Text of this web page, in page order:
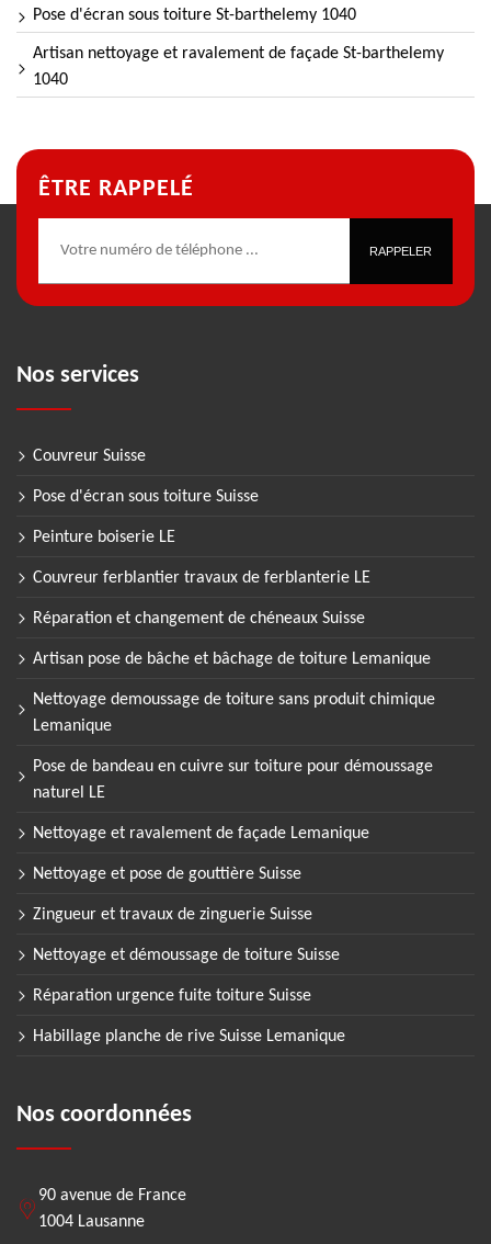
Pose d'écran sous toiture St-barthelemy 1040
Artisan nettoyage et ravalement de façade St-barthelemy
1040
ÊTRE RAPPELÉ
Nos services
Couvreur Suisse
Pose d'écran sous toiture Suisse
Peinture boiserie LE
Couvreur ferblantier travaux de ferblanterie LE
Réparation et changement de chéneaux Suisse
Artisan pose de bâche et bâchage de toiture Lemanique
Nettoyage demoussage de toiture sans produit chimique
Lemanique
Pose de bandeau en cuivre sur toiture pour démoussage
naturel LE
Nettoyage et ravalement de façade Lemanique
Nettoyage et pose de gouttière Suisse
Zingueur et travaux de zinguerie Suisse
Nettoyage et démoussage de toiture Suisse
Réparation urgence fuite toiture Suisse
Habillage planche de rive Suisse Lemanique
Nos coordonnées
90 avenue de France
1004 Lausanne